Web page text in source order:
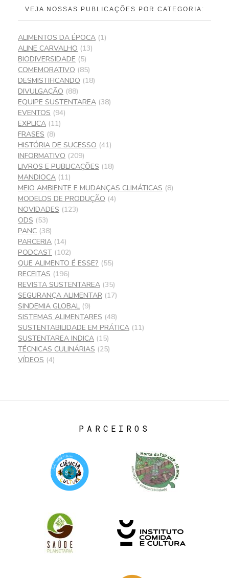
VEJA NOSSAS PUBLICAÇÕES POR CATEGORIA:
ALIMENTOS DA ÉPOCA (1)
ALINE CARVALHO (13)
BIODIVERSIDADE (5)
COMEMORATIVO (85)
DESMISTIFICANDO (18)
DIVULGAÇÃO (88)
EQUIPE SUSTENTAREA (38)
EVENTOS (94)
EXPLICA (11)
FRASES (8)
HISTÓRIA DE SUCESSO (41)
INFORMATIVO (209)
LIVROS E PUBLICAÇÕES (18)
MANDIOCA (11)
MEIO AMBIENTE E MUDANÇAS CLIMÁTICAS (8)
MODELOS DE PRODUÇÃO (4)
NOVIDADES (123)
ODS (53)
PANC (38)
PARCERIA (14)
PODCAST (102)
QUE ALIMENTO É ESSE? (55)
RECEITAS (196)
REVISTA SUSTENTAREA (35)
SEGURANÇA ALIMENTAR (17)
SINDEMIA GLOBAL (9)
SISTEMAS ALIMENTARES (48)
SUSTENTABILIDADE EM PRÁTICA (11)
SUSTENTAREA INDICA (15)
TÉCNICAS CULINÁRIAS (25)
VÍDEOS (4)
PARCEIROS